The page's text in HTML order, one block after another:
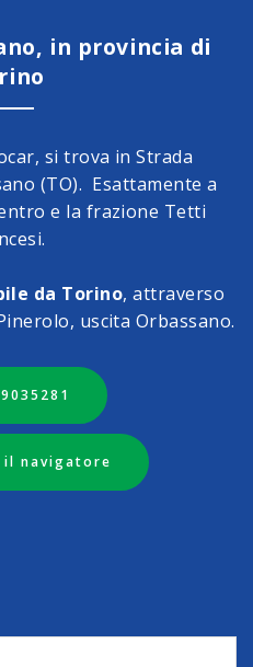
in provincia di
si trova in Strada
(TO). Esattamente a
e la frazione Tetti
da Torino, attraverso
uscita Orbassano.
il navigatore